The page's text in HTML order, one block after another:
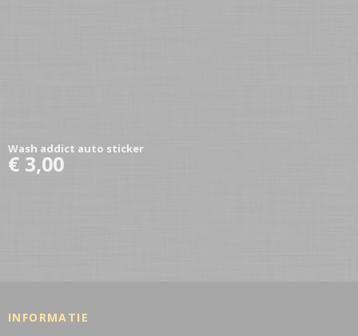
Wash addict auto sticker
€ 3,00
INFORMATIE